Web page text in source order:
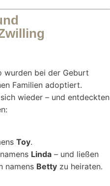
wurden bei der Geburt
Familien adoptiert.
wieder – und entdeckten
Toy.
Linda – und ließen
namens Betty zu heiraten.